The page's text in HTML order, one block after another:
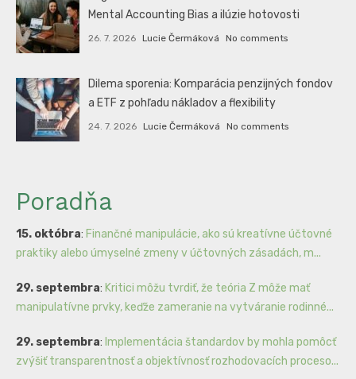
Mental Accounting Bias a ilúzie hotovosti
26. 7. 2026 Lucie Čermáková No comments
Dilema sporenia: Komparácia penzijných fondov
a ETF z pohľadu nákladov a flexibility
24. 7. 2026 Lucie Čermáková No comments
Poradňa
15. októbra: Finančné manipulácie, ako sú kreatívne účtovné
praktiky alebo úmyselné zmeny v účtovných zásadách, m...
29. septembra: Kritici môžu tvrdiť, že teória Z môže mať
manipulatívne prvky, keďže zameranie na vytváranie rodinné...
29. septembra: Implementácia štandardov by mohla pomôcť
zvýšiť transparentnosť a objektívnosť rozhodovacích proceso...